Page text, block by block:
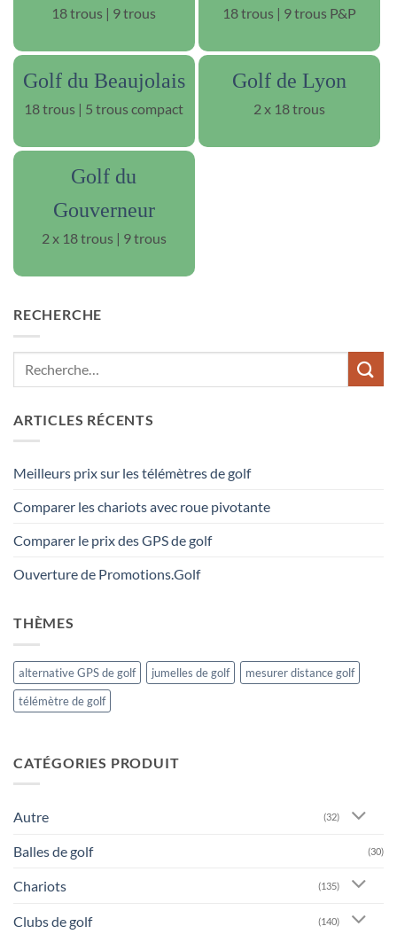
18 trous | 9 trous 18 trous | 9 trous P&P
Golf du Beaujolais
18 trous | 5 trous compact
Golf de Lyon
2 x 18 trous
Golf du
Gouverneur
2 x 18 trous | 9 trous
RECHERCHE
ARTICLES RÉCENTS
Meilleurs prix sur les télémètres de golf
Comparer les chariots avec roue pivotante
Comparer le prix des GPS de golf
Ouverture de Promotions.Golf
THÈMES
alternative GPS de golf jumelles de golf
mesurer distance golf
télémètre de golf
CATÉGORIES PRODUIT
Autre (32)
Balles de golf (30)
Chariots (135)
Clubs de golf (140)